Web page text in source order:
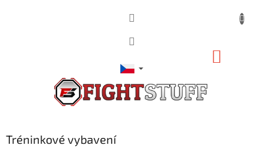
Tréninkové vybavení